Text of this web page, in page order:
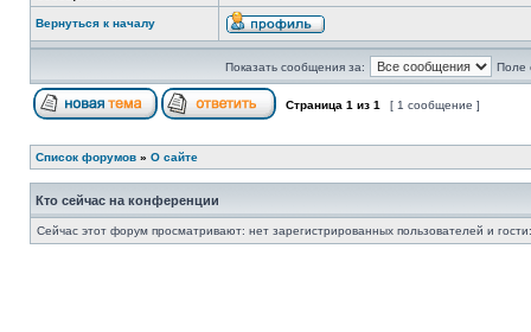
Вернуться к началу
Показать сообщения за: Поле
Страница 1 из 1 [ 1 сообщение ]
Список форумов » О сайте
Кто сейчас на конференции
Сейчас этот форум просматривают: нет зарегистрированных пользователей и